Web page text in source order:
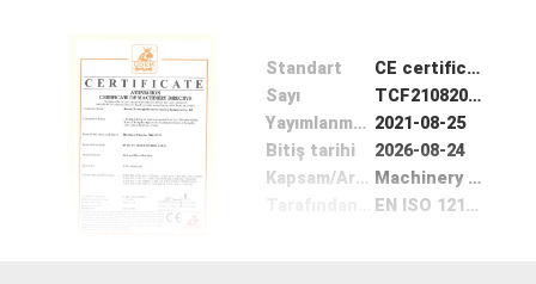
Standart
CE certificate
Sayı
TCF2108200564S
Yayımlanma tarihi 2021-08-25
Bitiş tarihi
2026-08-24
Kapsam/Aralık
Machinery Directive 2006/42/EC
EN ISO 12100:2010;,EN 60204-1:2018